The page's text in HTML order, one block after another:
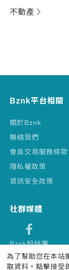
不動產
Bznk平台相關
關於Bznk
聯絡我們
會員交易服務條款
隱私權政策
資訊安全政策
社群媒體
Bznk粉絲團
為了幫助您在本站
取資料。點擊接受